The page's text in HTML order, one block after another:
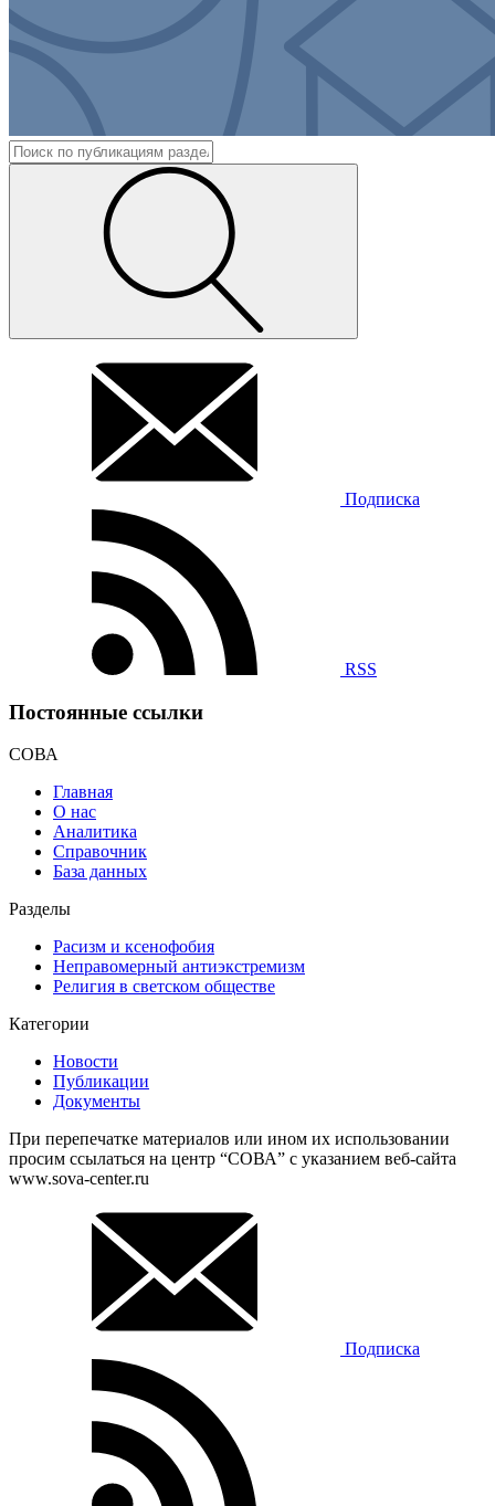
Подписка
RSS
Постоянные ссылки
СОВА
Главная
О нас
Аналитика
Справочник
База данных
Разделы
Расизм и ксенофобия
Неправомерный антиэкстремизм
Религия в светском обществе
Категории
Новости
Публикации
Документы
При перепечатке материалов или ином их использовании
просим ссылаться на центр “СОВА” с указанием веб-сайта
www.sova-center.ru
Подписка